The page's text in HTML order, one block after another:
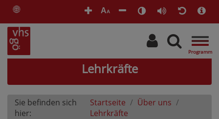
🌐 AA
Lehrkräfte
Sie befinden sich
hier:
Startseite
Über uns
Lehrkräfte